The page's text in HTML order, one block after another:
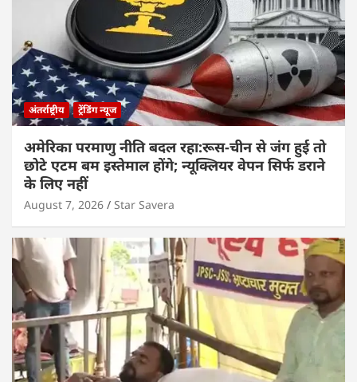
अंतर्राष्ट्रीय ट्रेंडिंग न्यूज
अमेरिका परमाणु नीति बदल रहा:रूस-चीन से जंग हुई तो
छोटे एटम बम इस्तेमाल होंगे; न्यूक्लियर वेपन सिर्फ डराने
के लिए नहीं
August 7, 2026 Star Savera